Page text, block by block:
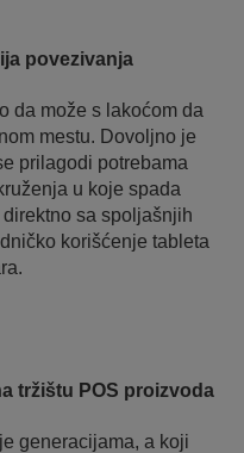
povezivanja
da može s lakoćom da
mestu. Dovoljno je
prilagodi potrebama
u koje spada
sa spoljašnjih
korišćenje tableta
tržištu POS proizvoda
generacijama, a koji